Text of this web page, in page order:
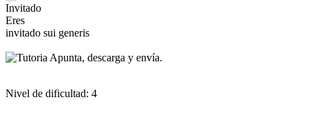
Invitado
Eres
invitado sui generis
Apunta, descarga y envía.
Nivel de dificultad: 4